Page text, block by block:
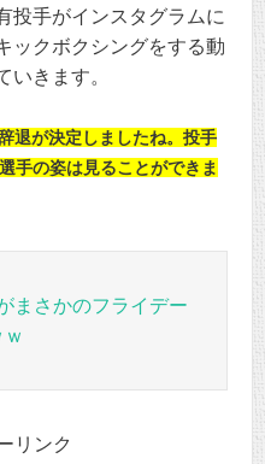
投手がインスタグラムに
ックボクシングをする動
いきます。
退が決定しましたね。投手
手の姿は見ることができま
まさかのフライデー
ｗ
リンク